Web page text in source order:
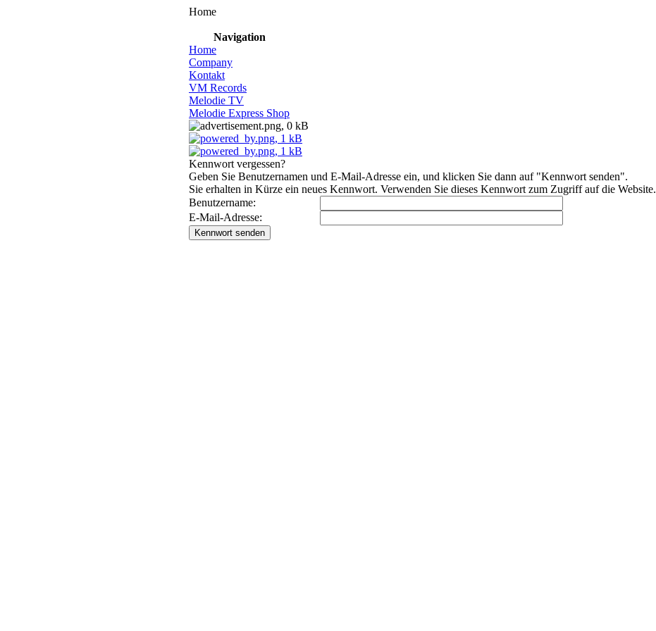
Home
Navigation
Home
Company
Kontakt
VM Records
Melodie TV
Melodie Express Shop
Kennwort vergessen?
Geben Sie Benutzernamen und E-Mail-Adresse ein, und klicken Sie dann auf "Kennwort senden".
Sie erhalten in Kürze ein neues Kennwort. Verwenden Sie dieses Kennwort zum Zugriff auf die Website.
Benutzername:
E-Mail-Adresse: